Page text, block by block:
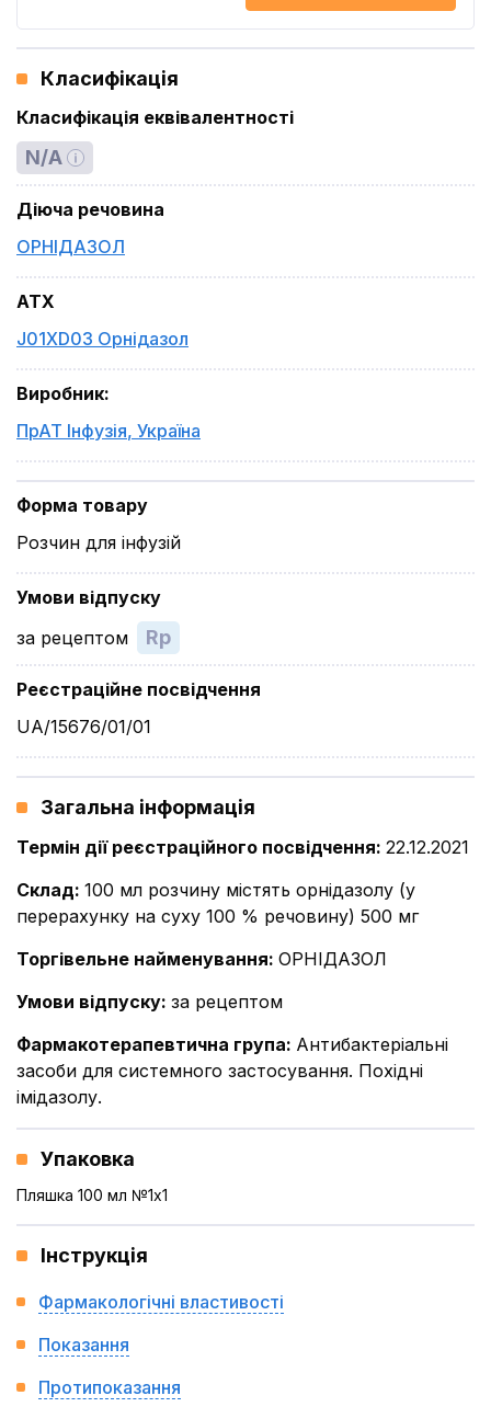
Класифікація
Класифікація еквівалентності
N/A
Діюча речовина
ОРНІДАЗОЛ
ATX
J01XD03 Орнідазол
Виробник:
ПрАТ Інфузія, Україна
Форма товару
Розчин для інфузій
Умови відпуску
за рецептом
Rp
Реєстраційне посвідчення
UA/15676/01/01
Загальна інформація
Термін дії реєстраційного посвідчення: 22.12.2021
Склад: 100 мл розчину містять орнідазолу (у
перерахунку на суху 100 % речовину) 500 мг
Торгівельне найменування: ОРНІДАЗОЛ
Умови відпуску: за рецептом
Фармакотерапевтична група: Антибактеріальні
засоби для системного застосування. Похідні
імідазолу.
Упаковка
Пляшка 100 мл №1x1
Інструкція
Фармакологічні властивості
Показання
Протипоказання